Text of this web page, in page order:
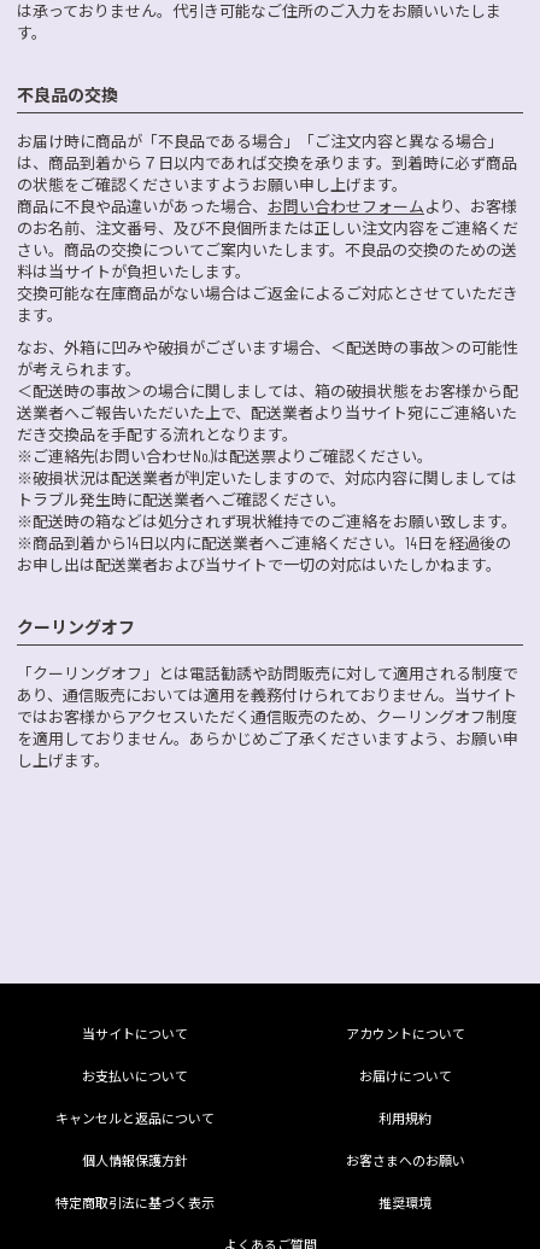
は承っておりません。代引き可能なご住所のご入力をお願いいたしま
す。
不良品の交換
お届け時に商品が「不良品である場合」「ご注文内容と異なる場合」
は、商品到着から７日以内であれば交換を承ります。到着時に必ず商品
の状態をご確認くださいますようお願い申し上げます。
商品に不良や品違いがあった場合、 お問い合わせフォームより、お客様
のお名前、注文番号、及び不良個所または正しい注文内容をご連絡くだ
さい。商品の交換についてご案内いたします。不良品の交換のための送
料は当サイトが負担いたします。
交換可能な在庫商品がない場合はご返金によるご対応とさせていただき
ます。
なお、外箱に凹みや破損がございます場合、＜配送時の事故＞の可能性
が考えられます。
＜配送時の事故＞の場合に関しましては、箱の破損状態をお客様から配
送業者へご報告いただいた上で、配送業者より当サイト宛にご連絡いた
だき交換品を手配する流れとなります。
※ご連絡先(お問い合わせNo.)は配送票よりご確認ください。
※破損状況は配送業者が判定いたしますので、対応内容に関しましては
トラブル発生時に配送業者へご確認ください。
※配送時の箱などは処分されず現状維持でのご連絡をお願い致します。
※商品到着から14日以内に配送業者へご連絡ください。14日を経過後の
お申し出は配送業者および当サイトで一切の対応はいたしかねます。
クーリングオフ
「クーリングオフ」とは電話勧誘や訪問販売に対して適用される制度で
あり、通信販売においては適用を義務付けられておりません。当サイト
ではお客様からアクセスいただく通信販売のため、クーリングオフ制度
を適用しておりません。あらかじめご了承くださいますよう、お願い申
し上げます。
当サイトについて アカウントについて
お支払いについて お届けについて
キャンセルと返品について 利用規約
個人情報保護方針 お客さまへのお願い
特定商取引法に基づく表示 推奨環境
よくあるご質問